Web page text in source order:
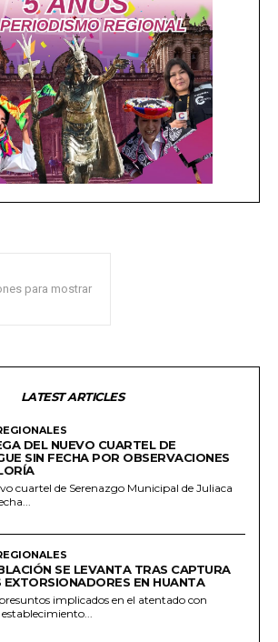
para mostrar
LATEST ARTICLES
DEL NUEVO CUARTEL DE
SIN FECHA POR OBSERVACIONES
cuartel de Serenazgo Municipal de Juliaca
SE LEVANTA TRAS CAPTURA
EXTORSIONADORES EN HUANTA
implicados en el atentado con